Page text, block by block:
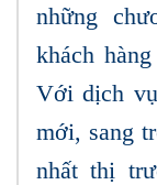
những
khách
Với dịch
mới, sang
nhất thị